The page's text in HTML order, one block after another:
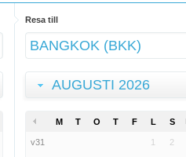
Resa till
AUGUSTI 2026
M T O T F L S
v31 1 2